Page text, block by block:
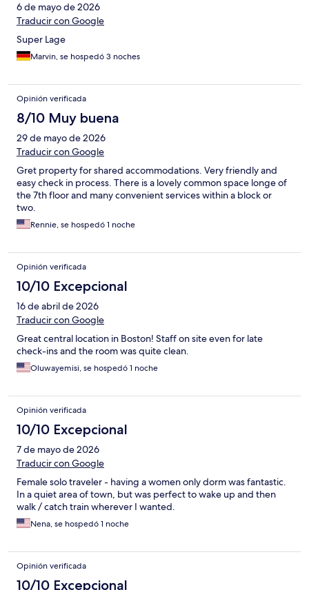
6 de mayo de 2026
Traducir con Google
Super Lage
Marvin, se hospedó 3 noches
Opinión verificada
8/10 Muy buena
29 de mayo de 2026
Traducir con Google
Gret property for shared accommodations. Very friendly and
easy check in process. There is a lovely common space longe of
the 7th floor and many convenient services within a block or
two.
Rennie, se hospedó 1 noche
Opinión verificada
10/10 Excepcional
16 de abril de 2026
Traducir con Google
Great central location in Boston! Staff on site even for late
check-ins and the room was quite clean.
Oluwayemisi, se hospedó 1 noche
Opinión verificada
10/10 Excepcional
7 de mayo de 2026
Traducir con Google
Female solo traveler - having a women only dorm was fantastic.
In a quiet area of town, but was perfect to wake up and then
walk / catch train wherever I wanted.
Nena, se hospedó 1 noche
Opinión verificada
10/10 Excepcional